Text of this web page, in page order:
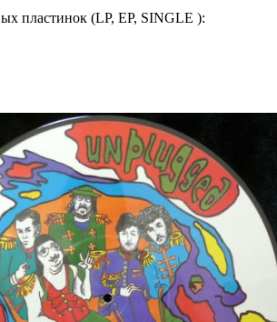
пластинок (LP, EP, SINGLE ):